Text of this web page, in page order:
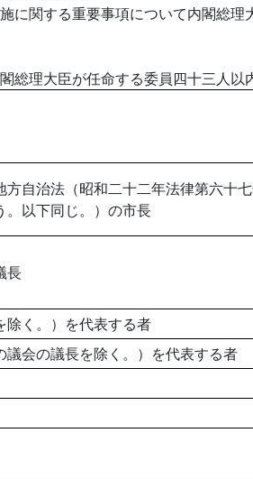
に関する重要事項について内閣総理
総理大臣が任命する委員四十三人以
自治法（昭和二十二年法律第六十
。以下同じ。）の市長
長
く。）を代表する者
会の議長を除く。）を代表する者